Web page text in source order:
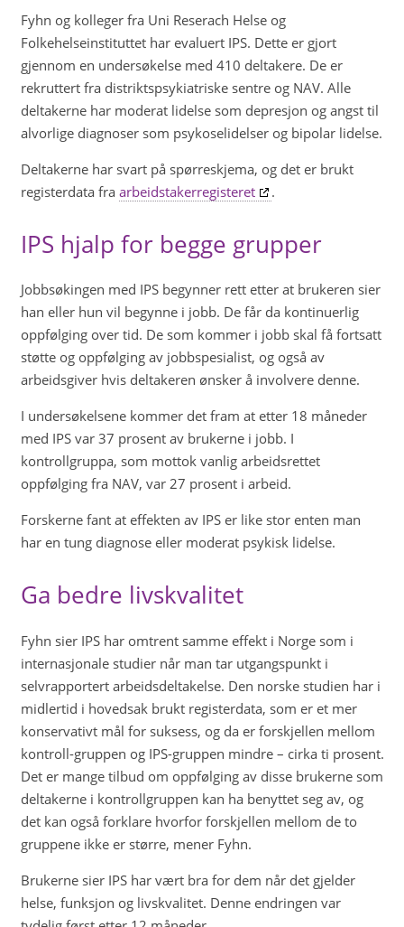
Fyhn og kolleger fra Uni Reserach Helse og
Folkehelseinstituttet har evaluert IPS. Dette er gjort
gjennom en undersøkelse med 410 deltakere. De er
rekruttert fra distriktspsykiatriske sentre og NAV. Alle
deltakerne har moderat lidelse som depresjon og angst til
alvorlige diagnoser som psykoselidelser og bipolar lidelse.
Deltakerne har svart på spørreskjema, og det er brukt
registerdata fra arbeidstakerregisteret .
IPS hjalp for begge grupper
Jobbsøkingen med IPS begynner rett etter at brukeren sier
han eller hun vil begynne i jobb. De får da kontinuerlig
oppfølging over tid. De som kommer i jobb skal få fortsatt
støtte og oppfølging av jobbspesialist, og også av
arbeidsgiver hvis deltakeren ønsker å involvere denne.
I undersøkelsene kommer det fram at etter 18 måneder
med IPS var 37 prosent av brukerne i jobb. I
kontrollgruppa, som mottok vanlig arbeidsrettet
oppfølging fra NAV, var 27 prosent i arbeid.
Forskerne fant at effekten av IPS er like stor enten man
har en tung diagnose eller moderat psykisk lidelse.
Ga bedre livskvalitet
Fyhn sier IPS har omtrent samme effekt i Norge som i
internasjonale studier når man tar utgangspunkt i
selvrapportert arbeidsdeltakelse. Den norske studien har i
midlertid i hovedsak brukt registerdata, som er et mer
konservativt mål for suksess, og da er forskjellen mellom
kontroll-gruppen og IPS-gruppen mindre – cirka ti prosent.
Det er mange tilbud om oppfølging av disse brukerne som
deltakerne i kontrollgruppen kan ha benyttet seg av, og
det kan også forklare hvorfor forskjellen mellom de to
gruppene ikke er større, mener Fyhn.
Brukerne sier IPS har vært bra for dem når det gjelder
helse, funksjon og livskvalitet. Denne endringen var